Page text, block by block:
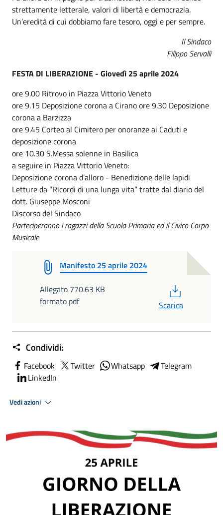
strettamente letterale, valori di libertà e democrazia.
Un’eredità di cui dobbiamo fare tesoro, oggi e per sempre.
Il Sindaco
Filippo Servalli
FESTA DI LIBERAZIONE - Giovedì 25 aprile 2024
ore 9.00 Ritrovo in Piazza Vittorio Veneto
ore 9.15 Deposizione corona a Cirano ore 9.30 Deposizione
corona a Barzizza
ore 9.45 Corteo al Cimitero per onoranze ai Caduti e
deposizione corona
ore 10.30 S.Messa solenne in Basilica
a seguire in Piazza Vittorio Veneto:
Deposizione corona d’alloro - Benedizione delle lapidi
Letture da “Ricordi di una lunga vita” tratte dal diario del
dott. Giuseppe Mosconi
Discorso del Sindaco
Parteciperanno i ragazzi della Scuola Primaria ed il Civico Corpo
Musicale
Manifesto 25 aprile 2024
Allegato 770.63 KB
formato pdf
Scarica
Condividi:
Facebook Twitter Whatsapp
Telegram
LinkedIn
Vedi azioni